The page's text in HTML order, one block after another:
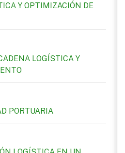
Y OPTIMIZACIÓN DE
LOGÍSTICA Y
PORTUARIA